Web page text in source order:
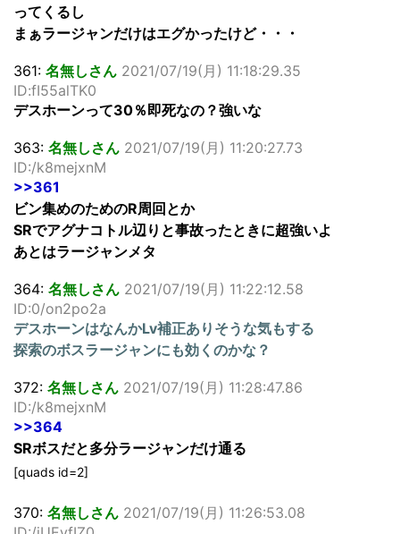
ってくるし
まぁラージャンだけはエグかったけど・・・
361: 名無しさん 2021/07/19(月) 11:18:29.35
ID:fI55alTK0
デスホーンって30％即死なの？強いな
363: 名無しさん 2021/07/19(月) 11:20:27.73
ID:/k8mejxnM
>>361
ビン集めのためのR周回とか
SRでアグナコトル辺りと事故ったときに超強いよ
あとはラージャンメタ
364: 名無しさん 2021/07/19(月) 11:22:12.58
ID:0/on2po2a
デスホーンはなんかLv補正ありそうな気もする
探索のボスラージャンにも効くのかな？
372: 名無しさん 2021/07/19(月) 11:28:47.86
ID:/k8mejxnM
>>364
SRボスだと多分ラージャンだけ通る
[quads id=2]
370: 名無しさん 2021/07/19(月) 11:26:53.08